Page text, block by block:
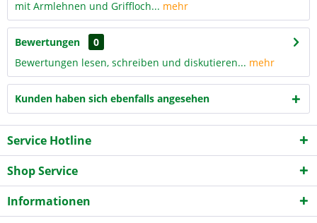
mit Armlehnen und Griffloch... mehr
Bewertungen
0
Bewertungen lesen, schreiben und diskutieren... mehr
Kunden haben sich ebenfalls angesehen
Service Hotline
Shop Service
Informationen